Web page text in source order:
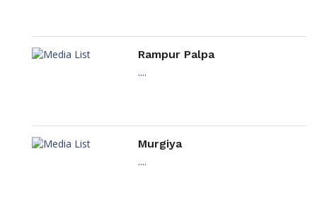
Rampur Palpa
....
Murgiya
....